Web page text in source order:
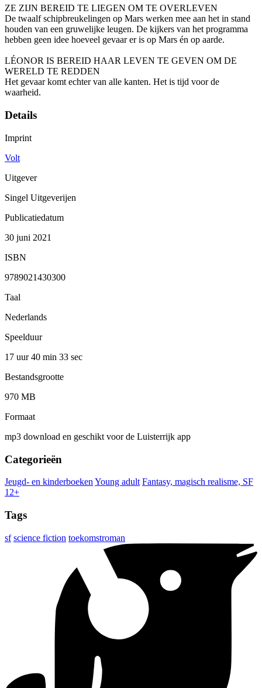
ZE ZIJN BEREID TE LIEGEN OM TE OVERLEVEN
De twaalf schipbreukelingen op Mars werken mee aan het in stand
houden van een gruwelijke leugen. De kijkers van het programma
hebben geen idee hoeveel gevaar er is op Mars én op aarde.
LÉONOR IS BEREID HAAR LEVEN TE GEVEN OM DE
WERELD TE REDDEN
Het gevaar komt echter van alle kanten. Het is tijd voor de
waarheid.
Details
Imprint
Volt
Uitgever
Singel Uitgeverijen
Publicatiedatum
30 juni 2021
ISBN
9789021430300
Taal
Nederlands
Speelduur
17 uur 40 min 33 sec
Bestandsgrootte
970 MB
Formaat
mp3 download en geschikt voor de Luisterrijk app
Categorieën
Jeugd- en kinderboeken Young adult Fantasy, magisch realisme, SF
12+
Tags
sf science fiction toekomstroman